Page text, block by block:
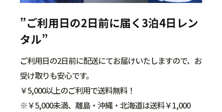
”ご利用日の2日前に届く3泊4日レン
タル”
ご利用日の2日前に配送にてお届けいたしますので、お
受け取りも安心です。
￥5,000以上のご利用で送料無料！
※￥5,000未満、離島・沖縄・北海道は送料￥1,000